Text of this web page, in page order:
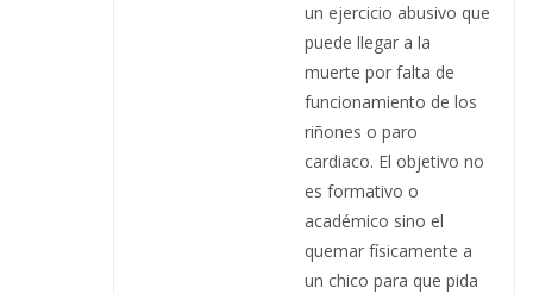
un ejercicio abusivo que
puede llegar a la
muerte por falta de
funcionamiento de los
riñones o paro
cardiaco. El objetivo no
es formativo o
académico sino el
quemar físicamente a
un chico para que pida